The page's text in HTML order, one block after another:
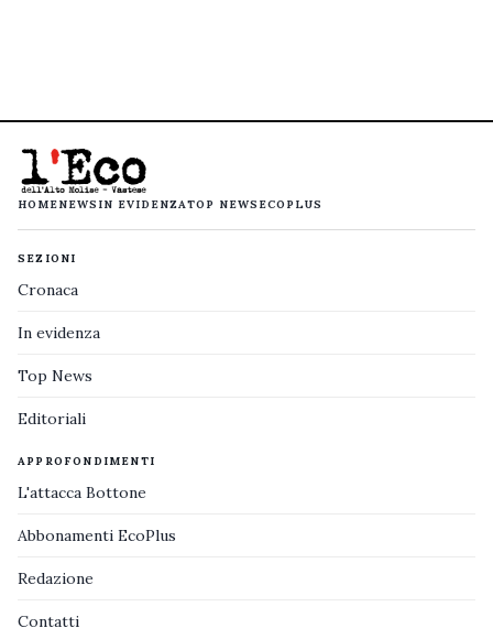
HOMENEWS IN EVIDENZATOP NEWS ECOPLUS
SEZIONI
Cronaca
In evidenza
Top News
Editoriali
APPROFONDIMENTI
L'attacca Bottone
Abbonamenti EcoPlus
Redazione
Contatti